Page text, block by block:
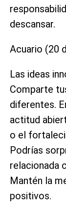
descansar.
Acuario (20
Las ideas
Comparte
diferentes.
actitud
o el
Podrías
relacionada
Mantén la
positivos.